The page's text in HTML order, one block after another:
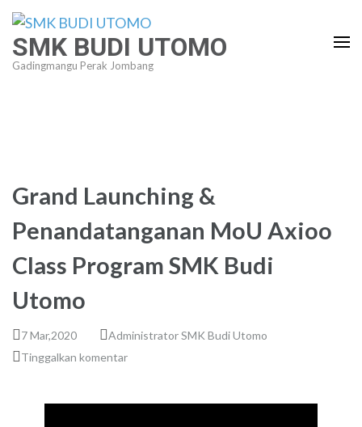
Lompat
konten
(Tekan
SMK BUDI UTOMO
Gadingmangu Perak Jombang
Grand Launching &
Penandatanganan MoU Axioo
Class Program SMK Budi
Utomo
7 Mar,2020
Administrator SMK Budi Utomo
Tinggalkan komentar